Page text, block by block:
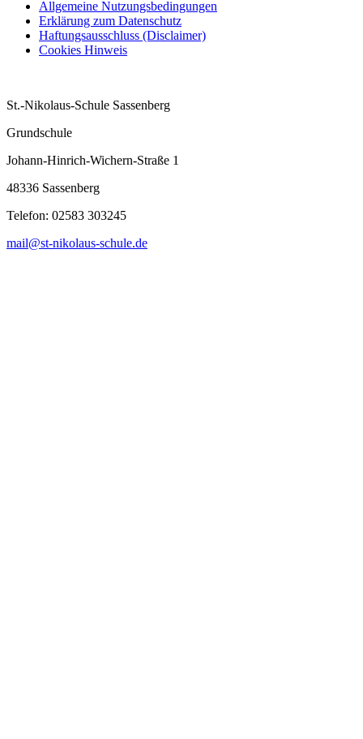
Allgemeine Nutzungsbedingungen
Erklärung zum Datenschutz
Haftungsausschluss (Disclaimer)
Cookies Hinweis
St.-Nikolaus-Schule Sassenberg
Grundschule
Johann-Hinrich-Wichern-Straße 1
48336 Sassenberg
Telefon: 02583 303245
mail@st-nikolaus-schule.de